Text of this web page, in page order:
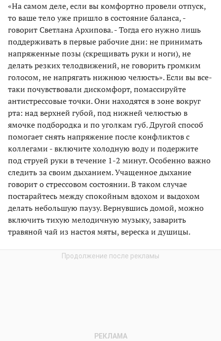
«На самом деле, если вы комфортно провели отпуск,
то ваше тело уже пришло в состояние баланса, -
говорит Светлана Архипова. - Тогда его нужно лишь
поддерживать в первые рабочие дни: не принимать
напряженные позы (скрещивать руки и ноги), не
делать резких телодвижений, не говорить громким
голосом, не напрягать нижнюю челюсть». Если вы все-
таки почувствовали дискомфорт, помассируйте
антистрессовые точки. Они находятся в зоне вокруг
рта: над верхней губой, под нижней челюстью в
ямочке подбородка и по уголкам губ. Другой способ
помогает снять напряжение после конфликтов с
коллегами - включите холодную воду и подержите
под струей руки в течение 1-2 минут. Особенно важно
следить за своим дыханием. Учащенное дыхание
говорит о стрессовом состоянии. В таком случае
постарайтесь между спокойным вдохом и выдохом
делать небольшую паузу. Вернувшись домой, можно
включить тихую мелодичную музыку, заварить
травяной чай из настоя мяты, вереска и душицы.